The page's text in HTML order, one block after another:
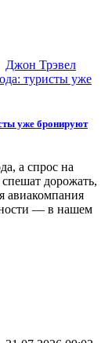
Джон Трэвел
уже бронируют
а спрос на
дорожать,
авиакомпания
— в нашем